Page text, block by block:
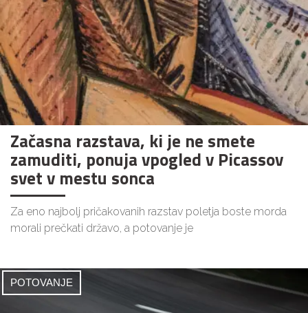
Začasna razstava, ki je ne smete
zamuditi, ponuja vpogled v Picassov
svet v mestu sonca
Za eno najbolj pričakovanih razstav poletja boste morda
morali prečkati državo, a potovanje je
POTOVANJE